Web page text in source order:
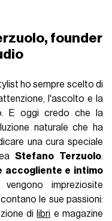
founder
ho sempre scelto di
l'ascolto e la
E oggi credo che la
naturale che ha
una cura speciale
Stefano Terzuolo.
accogliente e intimo
impreziosite
le sue passioni:
di libri e magazine